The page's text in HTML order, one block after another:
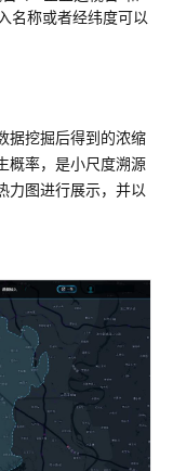
名称或者经纬度可以
据挖掘后得到的浓缩
概率，是小尺度溯源
力图进行展示，并以